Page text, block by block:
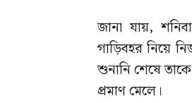
জানা যায়,
গাড়িবহর নিয়ে
শুনানি শেষে
প্রমাণ মেলে।